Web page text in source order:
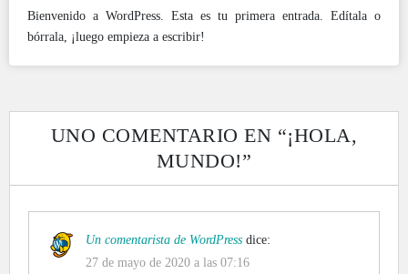
Bienvenido a WordPress. Esta es tu primera entrada. Edítala o
bórrala, ¡luego empieza a escribir!
UNO COMENTARIO EN “¡HOLA,
MUNDO!”
Un comentarista de WordPress dice:
27 de mayo de 2020 a las 07:16